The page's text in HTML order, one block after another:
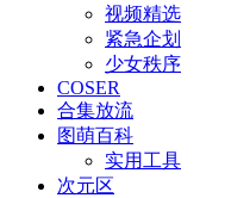
视频精选
紧急企划
少女秩序
COSER
合集放流
图萌百科
实用工具
次元区